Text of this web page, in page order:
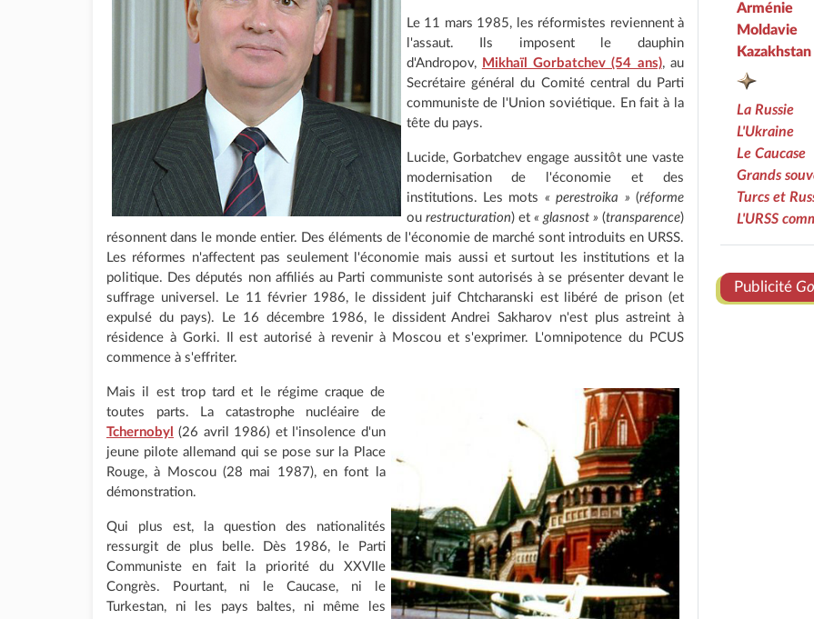
Le 11 mars 1985, les réformistes reviennent à
l'assaut. Ils imposent le dauphin
d'Andropov, Mikhaïl Gorbatchev (54 ans), au
Secrétaire général du Comité central du Parti
communiste de l'Union soviétique. En fait à la
tête du pays.
Lucide, Gorbatchev engage aussitôt une vaste
modernisation de l'économie et des
institutions. Les mots « perestroika » (réforme
ou restructuration) et « glasnost » (transparence)
résonnent dans le monde entier. Des éléments de l'économie de marché sont introduits en URSS.
Les réformes n'affectent pas seulement l'économie mais aussi et surtout les institutions et la
politique. Des députés non affiliés au Parti communiste sont autorisés à se présenter devant le
suffrage universel. Le 11 février 1986, le dissident juif Chtcharanski est libéré de prison (et
expulsé du pays). Le 16 décembre 1986, le dissident Andrei Sakharov n'est plus astreint à
résidence à Gorki. Il est autorisé à revenir à Moscou et s'exprimer. L'omnipotence du PCUS
commence à s'effriter.
Mais il est trop tard et le régime craque de
toutes parts. La catastrophe nucléaire de
Tchernobyl (26 avril 1986) et l'insolence d'un
jeune pilote allemand qui se pose sur la Place
Rouge, à Moscou (28 mai 1987), en font la
démonstration.
Qui plus est, la question des nationalités
ressurgit de plus belle. Dès 1986, le Parti
Communiste en fait la priorité du XXVIIe
Congrès. Pourtant, ni le Caucase, ni le
Turkestan, ni les pays baltes, ni même les
Arménie
Moldavie
Kazakhstan
La Russie
L'Ukraine
Le Caucase
Grands
Turcs et
L'URSS
Publicité